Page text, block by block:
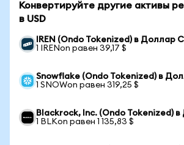
Конвертируйте другие активы
в USD
IREN (Ondo Tokenized) в Доллар
1 IRENon равен 39,17 $
Snowflake (Ondo Tokenized) в
1 SNOWon равен 319,25 $
Blackrock, Inc. (Ondo Tokenized)
1 BLKon равен 1 135,83 $